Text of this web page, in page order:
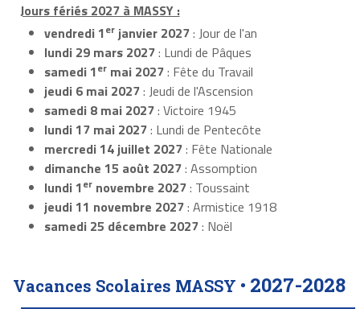
Jours fériés 2027 à MASSY :
vendredi 1er janvier 2027: Jour de l'an
lundi 29 mars 2027: Lundi de Pâques
samedi 1er mai 2027: Fête du Travail
jeudi 6 mai 2027: Jeudi de l'Ascension
samedi 8 mai 2027: Victoire 1945
lundi 17 mai 2027: Lundi de Pentecôte
mercredi 14 juillet 2027: Fête Nationale
dimanche 15 août 2027: Assomption
lundi 1er novembre 2027: Toussaint
jeudi 11 novembre 2027: Armistice 1918
samedi 25 décembre 2027: Noël
Vacances Scolaires MASSY • 2027-2028